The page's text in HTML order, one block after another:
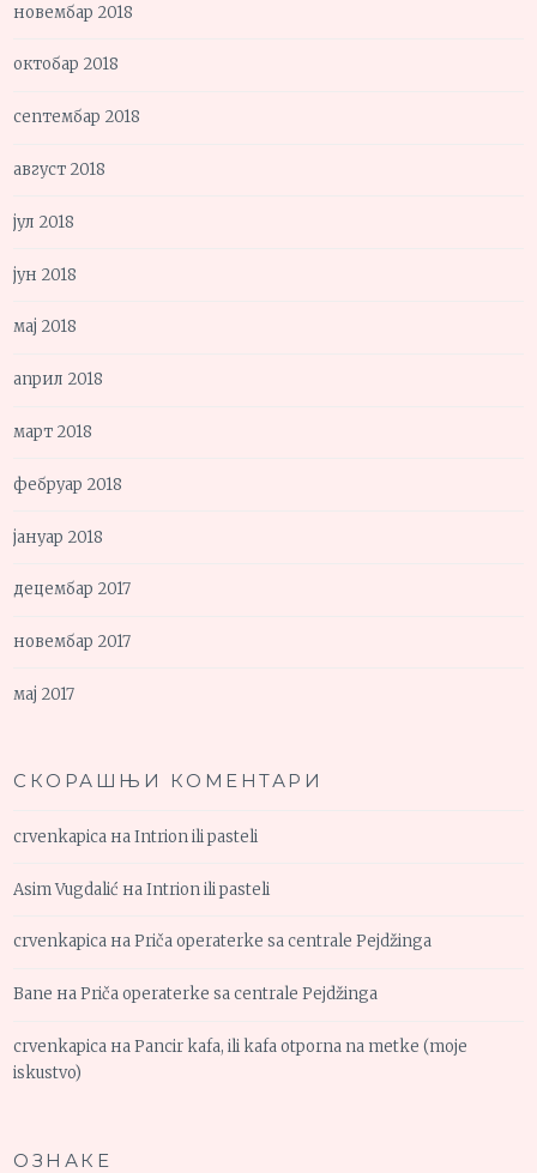
новембар 2018
октобар 2018
септембар 2018
август 2018
јул 2018
јун 2018
мај 2018
април 2018
март 2018
фебруар 2018
јануар 2018
децембар 2017
новембар 2017
мај 2017
СКОРАШЊИ КОМЕНТАРИ
crvenkapica наIntrion ili pasteli
Asim Vugdalić наIntrion ili pasteli
crvenkapica наPriča operaterke sa centrale Pejdžinga
Bane наPriča operaterke sa centrale Pejdžinga
crvenkapica наPancir kafa, ili kafa otporna na metke (moje
iskustvo)
ОЗНАКЕ